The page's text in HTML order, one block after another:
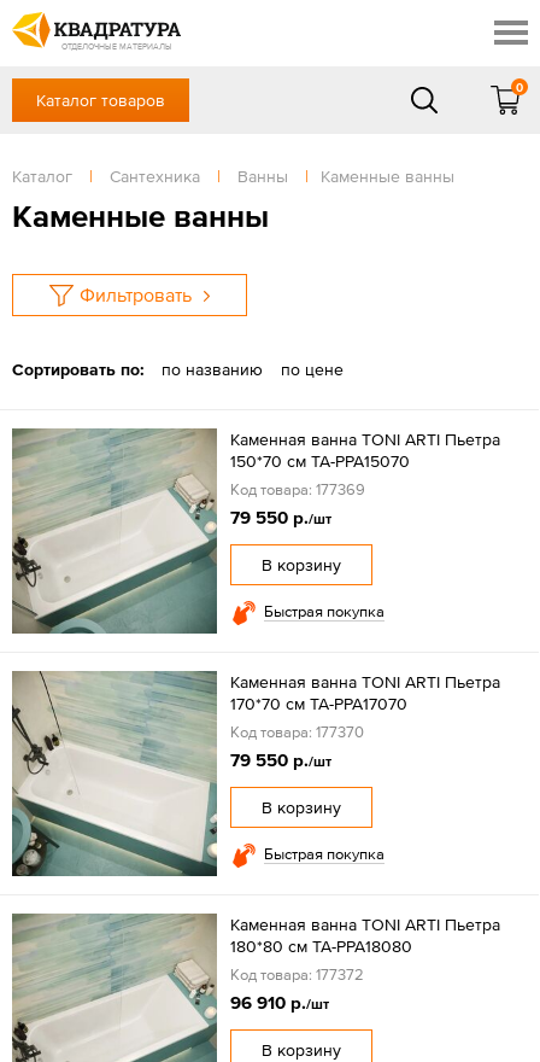
ОТДЕЛОЧНЫЕ МАТЕРИАЛЫ
Профи
Доставка и оплата
Готовые решения
Акции
Отзывы
+7 (3822) 48-94-10
Сб, Вс — выходной
ЗАКАЗАТЬ ЗВОНОК
Каталог товаров
0
Каталог | Сантехника | Ванны | Каменные ванны
Каменные ванны
Фильтровать
Сортировать по: по названию по цене
Каменная ванна TONI ARTI Пьетра
150*70 см TA-PPA15070
Код товара: 177369
79 550 р./шт
В корзину
Быстрая покупка
Каменная ванна TONI ARTI Пьетра
170*70 см TA-PPA17070
Код товара: 177370
79 550 р./шт
В корзину
Быстрая покупка
Каменная ванна TONI ARTI Пьетра
180*80 см TA-PPA18080
Код товара: 177372
96 910 р./шт
В корзину